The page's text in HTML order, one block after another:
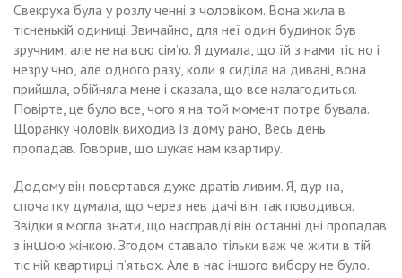
Свекруха була у розлу ченні з чоловіком. Вона жила в
тісненькій одиниці. Звичайно, для неї один будинок був
зручним, але не на всю сім’ю. Я думала, що їй з нами тіс но і
незру чно, але одного разу, коли я сиділа на дивані, вона
прийшла, обійняла мене і сказала, що все налагодиться.
Повірте, це було все, чого я на той момент потре бувала.
Щоранку чоловік виходив із дому рано, Весь день
пропадав. Говорив, що шукає нам квартиру.
Додому він повертався дуже дратів ливим. Я, дур на,
спочатку думала, що через нев дачі він так поводився.
Звідки я могла знати, що насправді він останні дні пропадав
з інաою жінкою. Згодом ставало тільки важ че жити в тій
тіс ній квартирці п’ятьох. Але в нас іншого вибору не було.